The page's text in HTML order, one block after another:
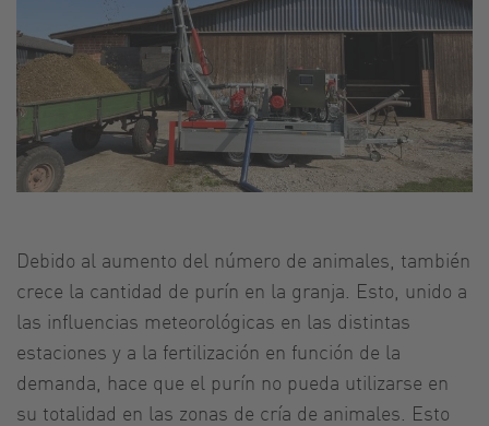
Debido al aumento del número de animales, también
crece la cantidad de purín en la granja. Esto, unido a
las influencias meteorológicas en las distintas
estaciones y a la fertilización en función de la
demanda, hace que el purín no pueda utilizarse en
su totalidad en las zonas de cría de animales. Esto